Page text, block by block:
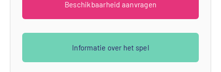
Beschikbaarheid aanvragen
Informatie over het spel